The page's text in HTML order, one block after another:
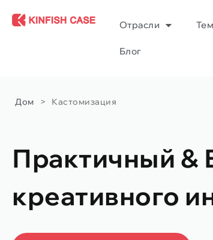
Отрасли
Блог
Дом > Кастомизация
Практичный &
креативного